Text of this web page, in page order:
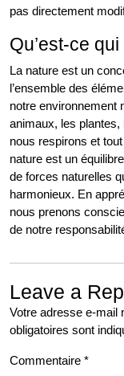
pas directement
Qu’est-ce
La nature est un
l’ensemble des
notre environnement
animaux, les plantes,
nous respirons et
nature est un
de forces naturelles
harmonieux. En
nous prenons
de notre
Leave a
Votre adresse e-mail
obligatoires sont
Commentaire *